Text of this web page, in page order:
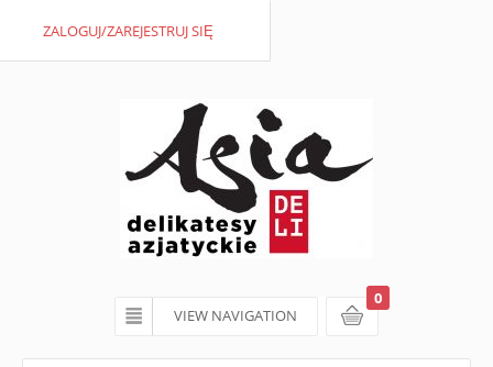
VIEW NAVIGATION
ZALOGUJ/ZAREJESTRUJ SIĘ
koszyk
0